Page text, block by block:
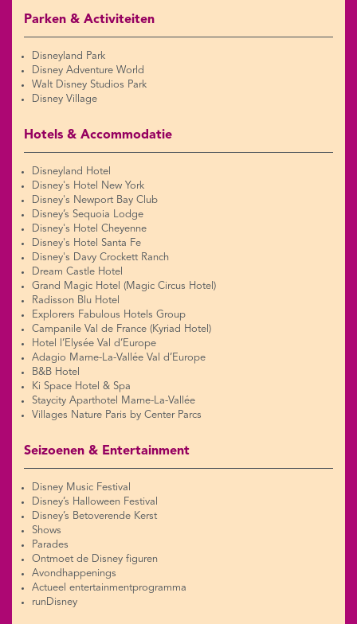
Parken & Activiteiten
Disneyland Park
Disney Adventure World
Walt Disney Studios Park
Disney Village
Hotels & Accommodatie
Disneyland Hotel
Disney's Hotel New York
Disney's Newport Bay Club
Disney’s Sequoia Lodge
Disney's Hotel Cheyenne
Disney's Hotel Santa Fe
Disney's Davy Crockett Ranch
Dream Castle Hotel
Grand Magic Hotel (Magic Circus Hotel)
Radisson Blu Hotel
Explorers Fabulous Hotels Group
Campanile Val de France (Kyriad Hotel)
Hotel l’Elysée Val d’Europe
Adagio Marne-La-Vallée Val d’Europe
B&B Hotel
Ki Space Hotel & Spa
Staycity Aparthotel Marne-La-Vallée
Villages Nature Paris by Center Parcs
Seizoenen & Entertainment
Disney Music Festival
Disney’s Halloween Festival
Disney’s Betoverende Kerst
Shows
Parades
Ontmoet de Disney figuren
Avondhappenings
Actueel entertainmentprogramma
runDisney